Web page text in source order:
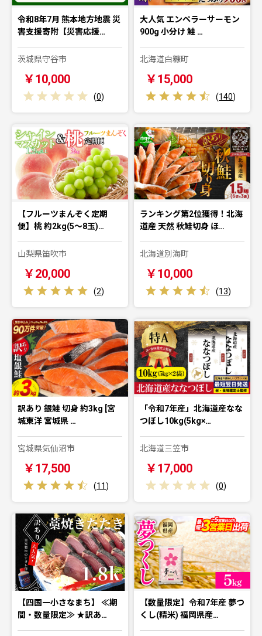
令和8年7月 熊本地方地震 災
害支援寄附【災害応援…
茨城県守谷市
￥10,000
(0)
大人気 エンペラーサーモン
900g 小分け 鮭 …
北海道白糠町
￥15,000
(140)
【フルーツまんぞく定期
便】桃 約2kg(5～8玉)…
山梨県笛吹市
￥20,000
(2)
ランキング第2位獲得！北海
道産 天然 秋鮭切身 ほ…
北海道別海町
￥10,000
(13)
訳あり 銀鮭 切身 約3kg [宮
城東洋 宮城県 …
宮城県気仙沼市
￥17,500
(11)
「令和7年産」北海道産なな
つぼし10kg(5kg×…
北海道三笠市
￥17,000
(0)
【四国一小さなまち】 ≪期
間・数量限定≫ ★訳あ…
【数量限定】令和7年産 夢つ
くし(精米) 福岡県産…